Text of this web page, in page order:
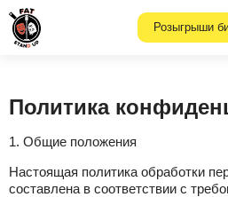
Розыгрыши
Политика
1. Общие положения
Настоящая политика обработки
составлена в соответствии с